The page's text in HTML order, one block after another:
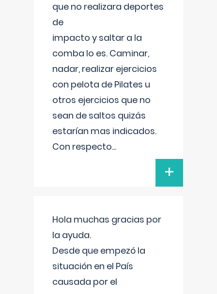
que no realizara deportes
de
impacto y saltar a la
comba lo es. Caminar,
nadar, realizar ejercicios
con pelota de Pilates u
otros ejercicios que no
sean de saltos quizás
estarían mas indicados.
Con respecto...
+
Hola muchas gracias por
la ayuda.
Desde que empezó la
situación en el País
causada por el